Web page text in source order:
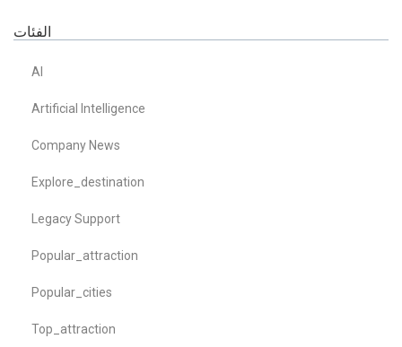
الفئات
AI
Artificial Intelligence
Company News
Explore_destination
Legacy Support
Popular_attraction
Popular_cities
Top_attraction